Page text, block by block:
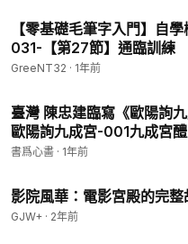
【零基礎毛筆字入門】自
031-【第27節】通臨訓練
GreeNT32 · 1年前
臺灣 陳忠建臨寫《歐陽詢
歐陽詢九成宮-001九成宮
書爲心畵 · 1年前
影院風華：電影宮殿的完整
GJW+ · 2年前